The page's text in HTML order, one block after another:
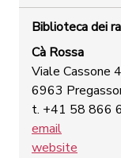
Biblioteca dei
Cà Rossa
Viale Cassone
6963
t. +41 58 866
email
website